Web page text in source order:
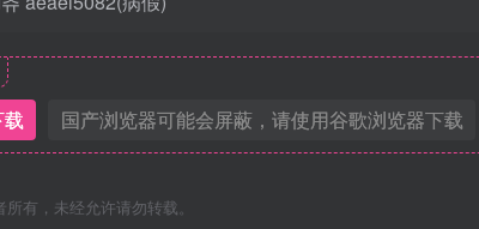
国产浏览器可能会屏蔽，请使用谷歌浏览器下载
有，未经允许请勿转载。